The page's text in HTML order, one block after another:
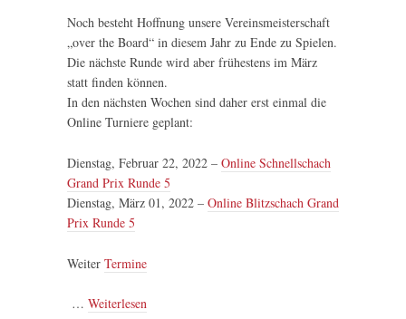
Noch besteht Hoffnung unsere Vereinsmeisterschaft
„over the Board“ in diesem Jahr zu Ende zu Spielen.
Die nächste Runde wird aber frühestens im März
statt finden können.
In den nächsten Wochen sind daher erst einmal die
Online Turniere geplant:
Dienstag, Februar 22, 2022 – Online Schnellschach
Grand Prix Runde 5
Dienstag, März 01, 2022 – Online Blitzschach Grand
Prix Runde 5
Weiter Termine
… Weiterlesen